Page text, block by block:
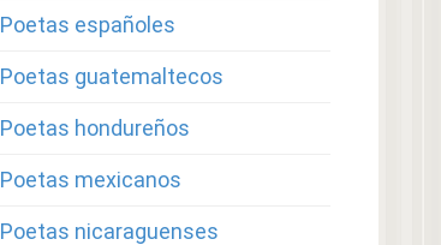
Poetas españoles
Poetas guatemaltecos
Poetas hondureños
Poetas mexicanos
Poetas nicaraguenses